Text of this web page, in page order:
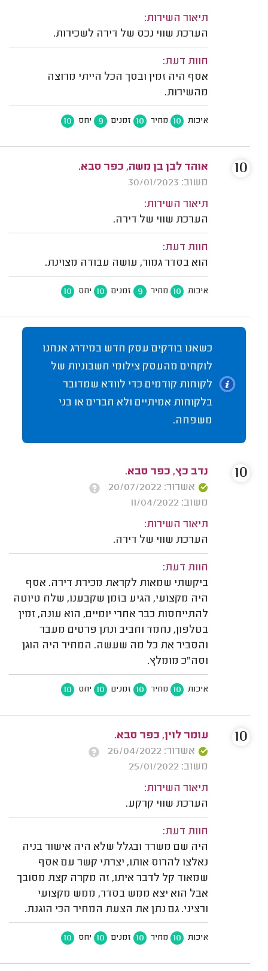
תיאור השירות:
הערכת שווי נכס של דירה לשכירות.
חוות דעת:
אסף היה זמין ובסך הכל הייתי מרוצה
מהשירות.
איכות 10 מחיר 10 זמנים 9 יחס 10
אוהד לבן בן משה, כפר סבא.
משוב: 30/01/2023
תיאור השירות:
הערכת שווי של דירה.
חוות דעת:
הוא בסדר גמור, עושה עבודה מצוינת.
איכות 10 מחיר 9 זמנים 10 יחס 10
10
כשאנו בודקים עסק חדש במידרג אנחנו
לוקחים מהעסק צילומי חשבוניות של
לקוחות קודמים כדי לוודא שמדובר
בלקוחות אמיתיים ולא חברים או בני
משפחה.
נדב כץ, כפר סבא.
אשרור: 20/07/2022
משוב: 11/04/2022
תיאור השירות:
הערכת שווי של דירה.
חוות דעת:
ביקשתי שמאות לקראת מכירת דירה. אסף
היה מקצועי, הגיע בזמן שקבענו, שלח טיוטה
להתייחסות כבר אחרי יומיים, הוא עונה, זמין
בטלפון, נחמד וחביב ונתן פרטים מעבר
והסביר את כל מה שעשה. המחיר היה הוגן
וסה"כ מומלץ.
איכות 10 מחיר 10 זמנים 10 יחס 10
10
עומר לוין, כפר סבא.
אשרור: 26/04/2022
משוב: 25/01/2022
תיאור השירות:
הערכת שווי קרקע.
חוות דעת:
היה שם משרד ובגלל שלא היה אישור בניה
נאלצו להרוס אותו, יצרתי קשר עם אסף
שמאוד קל לדבר איתו, זה מקרה קצת מסובך
אבל הוא יצא ממש בסדר, ממש מקצועי
ורציני. גם נתן את הצעת המחיר הכי הוגנת.
איכות 10 מחיר 10 זמנים 10 יחס 10
10